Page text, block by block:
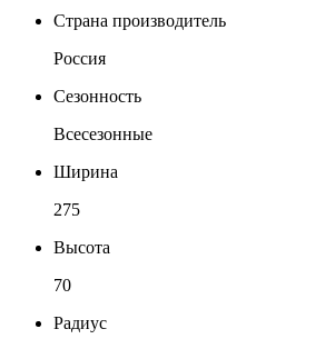
Страна производитель
Россия
Сезонность
Всесезонные
Ширина
275
Высота
70
Радиус